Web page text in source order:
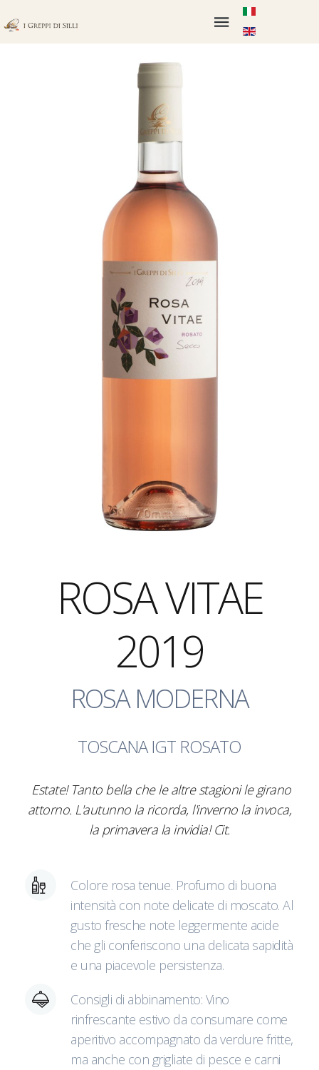
ROSA VITAE
2019
ROSA MODERNA
TOSCANA IGT ROSATO
Estate! Tanto bella che le altre stagioni le girano
attorno. L'autunno la ricorda, l'inverno la invoca,
la primavera la invidia! Cit.
Colore rosa tenue. Profumo di buona
intensità con note delicate di moscato. Al
gusto fresche note leggermente acide
che gli conferiscono una delicata sapidità
e una piacevole persistenza.
Consigli di abbinamento: Vino
rinfrescante estivo da consumare come
aperitivo accompagnato da verdure fritte,
ma anche con grigliate di pesce e carni